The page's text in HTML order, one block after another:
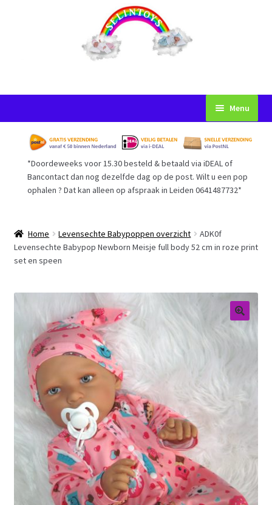
naar
navigatie
inhoud
Menu
Startpagina
Voorwaarden
Afrekenen
Gastenboek
Retouren
Over ons
*Doordeweeks voor 15.30 besteld & betaald via iDEAL of
Bancontact dan nog dezelfde dag op de post. Wilt u een pop
ophalen ? Dat kan alleen op afspraak in Leiden 0641487732*
Home Levensechte Babypoppen overzicht
ADK0f
Levensechte Babypop Newborn Meisje full body 52 cm in roze print
set en speen